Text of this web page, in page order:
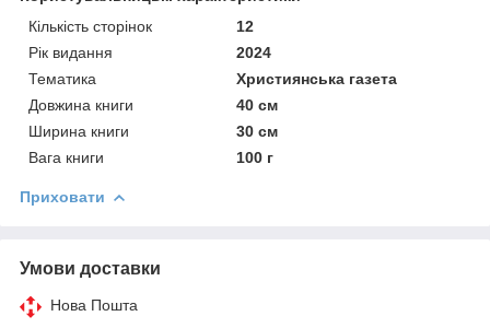
Кількість сторінок
12
Рік видання
2024
Тематика
Християнська газета
Довжина книги
40 см
Ширина книги
30 см
Вага книги
100 г
Приховати
Умови доставки
Нова Пошта